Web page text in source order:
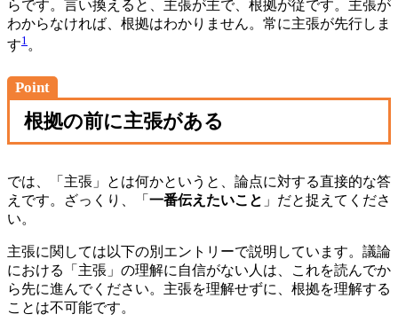
らです。言い換えると、主張が主で、根拠が従です。主張が
わからなければ、根拠はわかりません。常に主張が先行しま
す1。
Point
根拠の前に主張がある
では、「主張」とは何かというと、論点に対する直接的な答
えです。ざっくり、「 一番伝えたいこと 」だと捉えてくださ
い。
主張に関しては以下の別エントリーで説明しています。議論
における「主張」の理解に自信がない人は、これを読んでか
ら先に進んでください。主張を理解せずに、根拠を理解する
ことは不可能です。